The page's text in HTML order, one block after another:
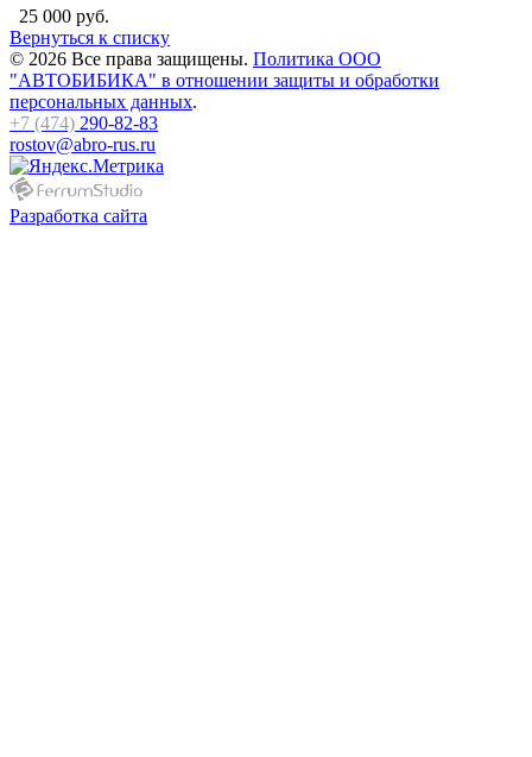
25 000 руб.
Вернуться к списку
© 2026 Все права защищены. Политика ООО
"АВТОБИБИКА" в отношении защиты и обработки
персональных данных.
+7 (474) 290-82-83
rostov@abro-rus.ru
Разработка сайта